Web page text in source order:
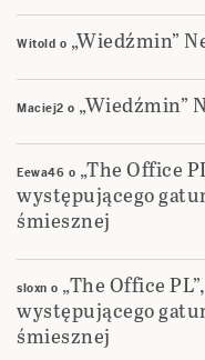
Witold o „Wiedźmin”
Maciej2 o „Wiedźmin”
Eewa46 o „The Office
występującego
śmiesznej
sloxn o „The Office
występującego
śmiesznej